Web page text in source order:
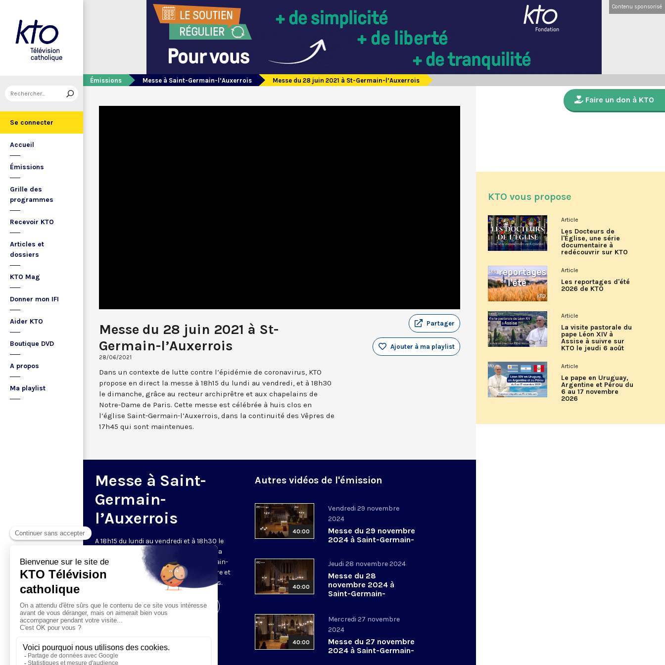
Se connecter
Accueil
Émissions
Grille des
programmes
Recevoir KTO
Articles et
dossiers
KTO Mag
Donner mon IFI
Aider KTO
Boutique DVD
A propos
Ma playlist
Contenu sponsorisé
Émissions Messe à Saint-Germain-l’Auxerrois Messe du 28 juin 2021 à St-Germain-l’Auxerrois
Messe du 28 juin 2021 à St-
Germain-l’Auxerrois
28/06/2021
Partager
Ajouter à ma playlist
Dans un contexte de lutte contre l’épidémie de coronavirus, KTO
propose en direct la messe à 18h15 du lundi au vendredi, et à 18h30
le dimanche, grâce au recteur archiprêtre et aux chapelains de
Notre-Dame de Paris. Cette messe est célébrée à huis clos en
l’église Saint-Germain-l’Auxerrois, dans la continuité des Vêpres de
17h45 qui sont maintenues.
Messe à Saint-
Germain-
l’Auxerrois
A 18h15 du lundi au vendredi et à 18h30 le
samedi et dimanche, KTO retransmet la
messe en direct de l'église Saint-Germain-
l'Auxerrois, grâce au recteur archiprêtre et
aux chapelains de Notre-Dame de Paris.
Visiter la page de l'émission
Autres vidéos de l'émission
40:00
Vendredi 29 novembre
2024
Messe du 29 novembre
2024 à Saint-Germain-
40:00
Jeudi 28 novembre 2024
Messe du 28
novembre 2024 à
Saint-Germain-
40:00
Mercredi 27 novembre
2024
Messe du 27 novembre
2024 à Saint-Germain-
Faire un don à KTO
KTO vous propose
Article
Les Docteurs de
l'Église, une série
documentaire à
redécouvrir sur KTO
Article
Les reportages d'été
2026 de KTO
Article
La visite pastorale du
pape Léon XIV à
Assise à suivre sur
KTO le jeudi 6 août
Article
Le pape en Uruguay,
Argentine et Pérou du
6 au 17 novembre
2026